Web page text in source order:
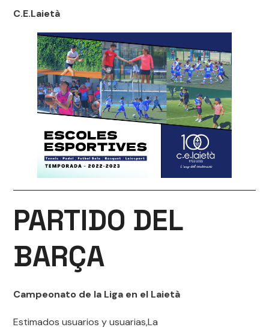
C.E.Laietà
PARTIDO DEL
BARÇA
Campeonato de la Liga en el Laietà
Estimados usuarios y usuarias,La